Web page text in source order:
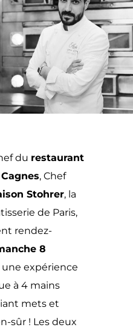
du restaurant
, Chef
Stohrer, la
de Paris,
rendez-
8
expérience
à 4 mains
mets et
sûr ! Les deux